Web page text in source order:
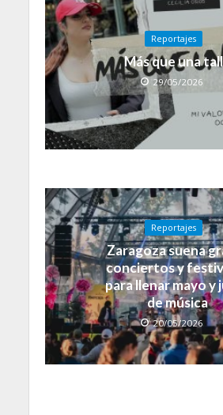
Reportajes
Más que una
29/05/2026
Reportajes
Zaragoza suena
conciertos y
para llenar mayo y
de música
20/05/2026